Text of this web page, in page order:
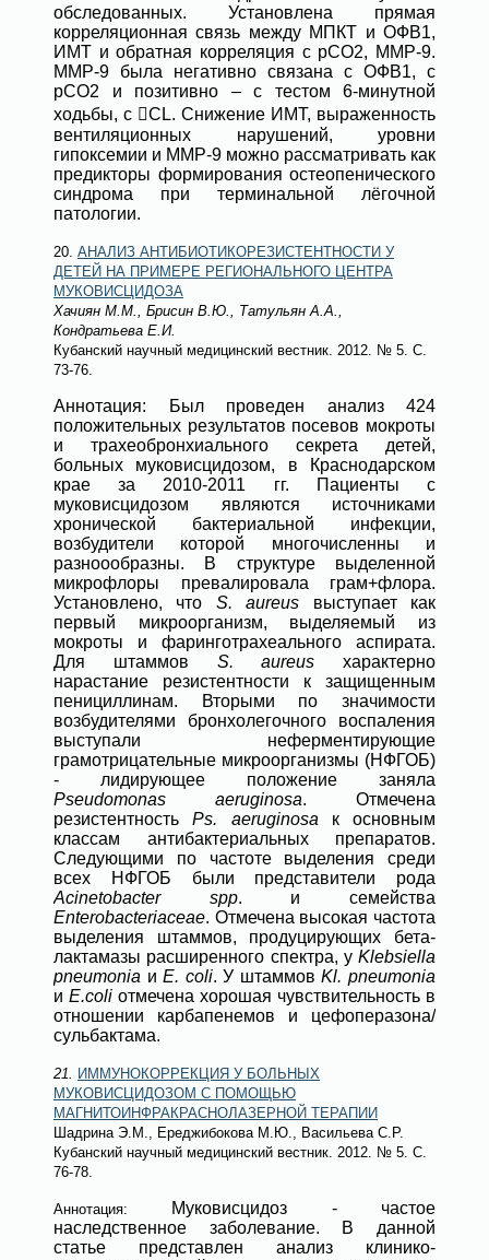
обследованных. Установлена прямая
корреляционная связь между МПКТ и ОФВ1,
ИМТ и обратная корреляция с pCO2, ММР-9.
ММР-9 была негативно связана с ОФВ1, с
pCO2 и позитивно – с тестом 6-минутной
ходьбы, с CL. Снижение ИМТ, выраженность
вентиляционных нарушений, уровни
гипоксемии и ММР-9 можно рассматривать как
предикторы формирования остеопенического
синдрома при терминальной лёгочной
патологии.
20. АНАЛИЗ АНТИБИОТИКОРЕЗИСТЕНТНОСТИ У
ДЕТЕЙ НА ПРИМЕРЕ РЕГИОНАЛЬНОГО ЦЕНТРА
МУКОВИСЦИДОЗА
Хачиян М.М., Брисин В.Ю., Татульян А.А.,
Кондратьева Е.И.
Кубанский научный медицинский вестник . 2012. № 5 . С.
73-76.
Аннотация: Был проведен анализ 424
положительных результатов посевов мокроты
и трахеобронхиального секрета детей,
больных муковисцидозом, в Краснодарском
крае за 2010-2011 гг. Пациенты с
муковисцидозом являются источниками
хронической бактериальной инфекции,
возбудители которой многочисленны и
разноообразны. В структуре выделенной
микрофлоры превалировала грам+флора.
Установлено, что S. aureus выступает как
первый микроорганизм, выделяемый из
мокроты и фаринготрахеального аспирата.
Для штаммов S. aureus характерно
нарастание резистентности к защищенным
пенициллинам. Вторыми по значимости
возбудителями бронхолегочного воспаления
выступали неферментирующие
грамотрицательные микроорганизмы (НФГОБ)
- лидирующее положение заняла
Pseudomonas aeruginosa. Отмечена
резистентностьPs. aeruginosa к основным
классам антибактериальных препаратов.
Следующими по частоте выделения среди
всех НФГОБ были представители рода
Acinetobacter spp. и семейства
Enterobacteriaceae. Отмечена высокая частота
выделения штаммов, продуцирующих бета-
лактамазы расширенного спектра, у Klebsiella
рneumonia иE. coli. У штаммовKl. рneumonia
и E.coli отмечена хорошая чувствительность в
отношении карбапенемов и цефоперазона/
сульбактама.
21. ИММУНОКОРРЕКЦИЯ У БОЛЬНЫХ
МУКОВИСЦИДОЗОМ С ПОМОЩЬЮ
МАГНИТОИНФРАКРАСНОЛАЗЕРНОЙ ТЕРАПИИ
Шадрина Э.М., Ереджибокова М.Ю., Васильева С.Р.
Кубанский научный медицинский вестник . 2012. № 5 . С.
76-78.
Аннотация:
Муковисцидоз - частое
наследственное заболевание. В данной
статье представлен анализ клинико-